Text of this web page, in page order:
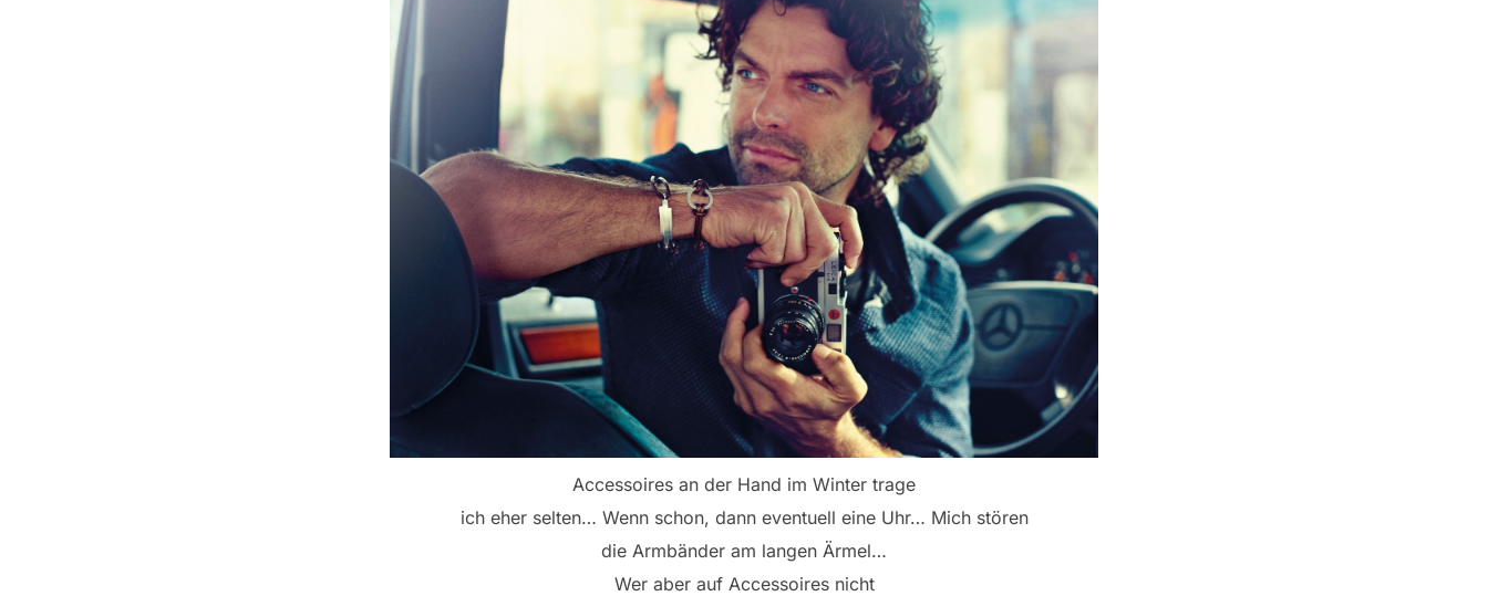
Accessoires an der Hand im Winter trage
ich eher selten… Wenn schon, dann eventuell eine Uhr… Mich stören
die Armbänder am langen Ärmel…
Wer aber auf Accessoires nicht